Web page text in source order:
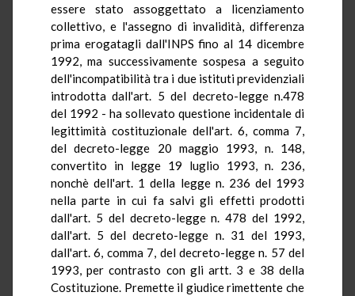
essere stato assoggettato a licenziamento
collettivo, e l'assegno di invalidità, differenza
prima erogatagli dall'INPS fino al 14 dicembre
1992, ma successivamente sospesa a seguito
dell'incompatibilità tra i due istituti previdenziali
introdotta dall'art. 5 del decreto-legge n.478
del 1992 - ha sollevato questione incidentale di
legittimità costituzionale dell'art. 6, comma 7,
del decreto-legge 20 maggio 1993, n. 148,
convertito in legge 19 luglio 1993, n. 236,
nonchè dell'art. 1 della legge n. 236 del 1993
nella parte in cui fa salvi gli effetti prodotti
dall'art. 5 del decreto-legge n. 478 del 1992,
dall'art. 5 del decreto-legge n. 31 del 1993,
dall'art. 6, comma 7, del decreto-legge n. 57 del
1993, per contrasto con gli artt. 3 e 38 della
Costituzione. Premette il giudice rimettente che